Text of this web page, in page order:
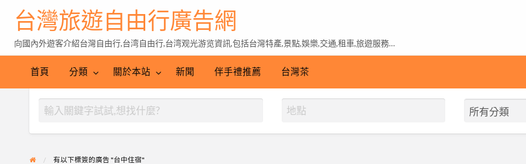
台
茶
台灣旅遊自由行廣告網
向國內外遊客介紹台灣自由行,台湾自由行,台湾观光游览資訊,包括台灣特產,景點,娛樂,交通,租車,旅遊服務…
首頁 分類 關於本站 新聞 伴手禮推薦 台灣茶
有以下標簽的廣告 "台中住宿"